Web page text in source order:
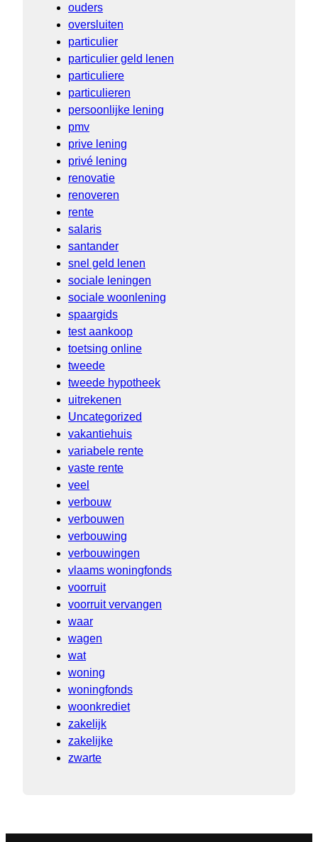
ouders
oversluiten
particulier
particulier geld lenen
particuliere
particulieren
persoonlijke lening
pmv
prive lening
privé lening
renovatie
renoveren
rente
salaris
santander
snel geld lenen
sociale leningen
sociale woonlening
spaargids
test aankoop
toetsing online
tweede
tweede hypotheek
uitrekenen
Uncategorized
vakantiehuis
variabele rente
vaste rente
veel
verbouw
verbouwen
verbouwing
verbouwingen
vlaams woningfonds
voorruit
voorruit vervangen
waar
wagen
wat
woning
woningfonds
woonkrediet
zakelijk
zakelijke
zwarte